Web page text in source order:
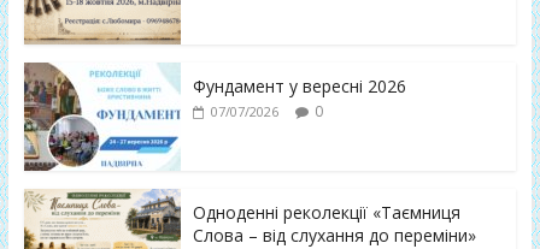
Фундамент у вересні 2026
07/07/2026 0
Одноденні реколекції «Таємниця
Слова – від слухання до переміни»